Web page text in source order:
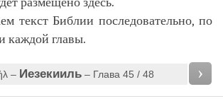
текст Библии последовательно, по
каждой главы.
– Иезекииль– Глава 45 / 48 ›